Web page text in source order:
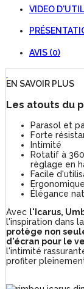
VIDEO
AVIS (0)
EN SAVOIR PLUS
Les atouts du
Parasol et
Forte
Intimité
Rotatif à
règlage en
Facile
Ergonomique
Élégance
Avec l'Icarus,
l'inspiration dans
protège non
d'écran pour le
l'intimité
profiter